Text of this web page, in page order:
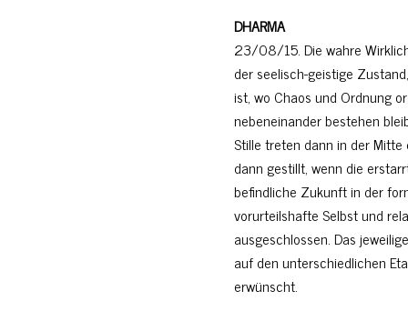
DHARMA
23/08/15. Die wahre
der seelisch-geistige
ist, wo Chaos und Ordnung
nebeneinander bestehen
Stille treten dann in der
dann gestillt, wenn die
befindliche Zukunft in der
vorurteilshafte Selbst und
ausgeschlossen. Das
auf den unterschiedlichen
erwünscht.